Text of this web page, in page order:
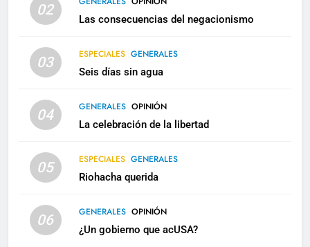
02
Las consecuencias del negacionismo
03 ESPECIALES GENERALES
Seis días sin agua
04 GENERALES OPINIÓN
La celebración de la libertad
05 ESPECIALES GENERALES
Riohacha querida
06 GENERALES OPINIÓN
¿Un gobierno que acUSA?